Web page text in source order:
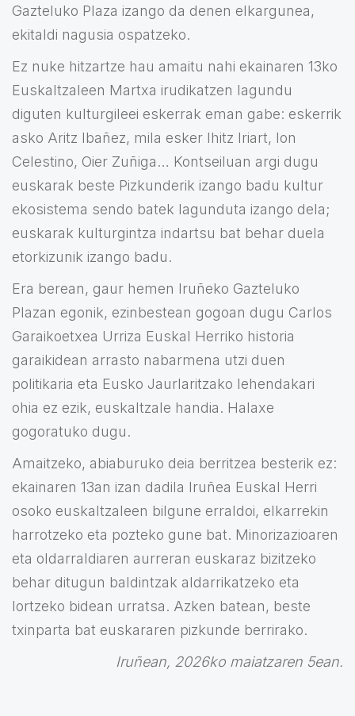
Gazteluko Plaza izango da denen elkargunea,
ekitaldi nagusia ospatzeko.
Ez nuke hitzartze hau amaitu nahi ekainaren 13ko
Euskaltzaleen Martxa irudikatzen lagundu
diguten kulturgileei eskerrak eman gabe: eskerrik
asko Aritz Ibañez, mila esker Ihitz Iriart, Ion
Celestino, Oier Zuñiga… Kontseiluan argi dugu
euskarak beste Pizkunderik izango badu kultur
ekosistema sendo batek lagunduta izango dela;
euskarak kulturgintza indartsu bat behar duela
etorkizunik izango badu.
Era berean, gaur hemen Iruñeko Gazteluko
Plazan egonik, ezinbestean gogoan dugu Carlos
Garaikoetxea Urriza Euskal Herriko historia
garaikidean arrasto nabarmena utzi duen
politikaria eta Eusko Jaurlaritzako lehendakari
ohia ez ezik, euskaltzale handia. Halaxe
gogoratuko dugu.
Amaitzeko, abiaburuko deia berritzea besterik ez:
ekainaren 13an izan dadila Iruñea Euskal Herri
osoko euskaltzaleen bilgune erraldoi, elkarrekin
harrotzeko eta pozteko gune bat. Minorizazioaren
eta oldarraldiaren aurreran euskaraz bizitzeko
behar ditugun baldintzak aldarrikatzeko eta
lortzeko bidean urratsa. Azken batean, beste
txinparta bat euskararen pizkunde berrirako.
Iruñean, 2026ko maiatzaren 5ean.